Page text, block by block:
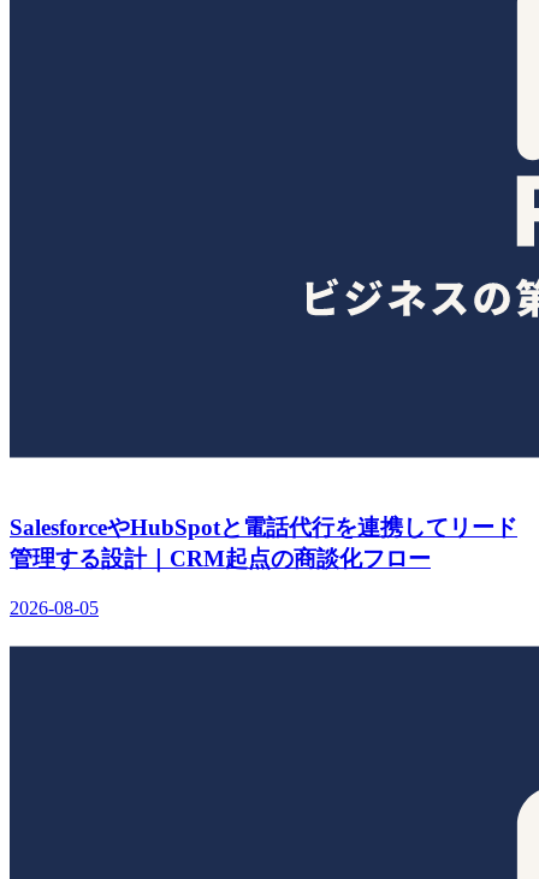
SalesforceやHubSpotと電話代行を連携してリード
管理する設計｜CRM起点の商談化フロー
2026-08-05